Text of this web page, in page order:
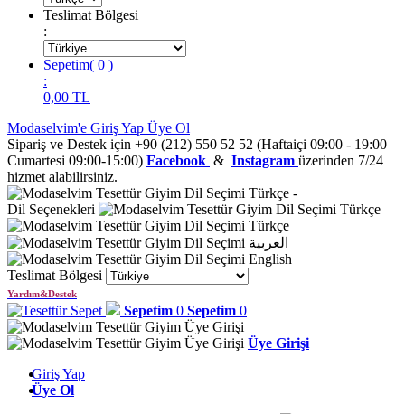
Teslimat Bölgesi
:
Sepetim( 0 )
:
0,00 TL
Modaselvim'e Giriş Yap Üye Ol
Sipariş ve Destek için +90 (212) 550 52 52 (Haftaiçi 09:00 - 19:00
Cumartesi 09:00-15:00) Facebook & Instagram üzerinden 7/24
hizmet alabilirsiniz.
Türkçe -
Dil Seçenekleri
Türkçe
Türkçe
العربية
English
Teslimat Bölgesi
Yardım&Destek
Sepetim 0 Sepetim 0
Üye Girişi
Giriş Yap
Üye Ol